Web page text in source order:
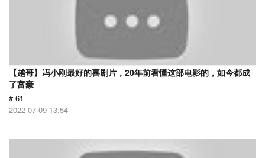
【越哥】冯小刚最好的喜剧片，20年前看懂这部电影的，如今都成
了富豪
# 61
2022-07-09 13:54